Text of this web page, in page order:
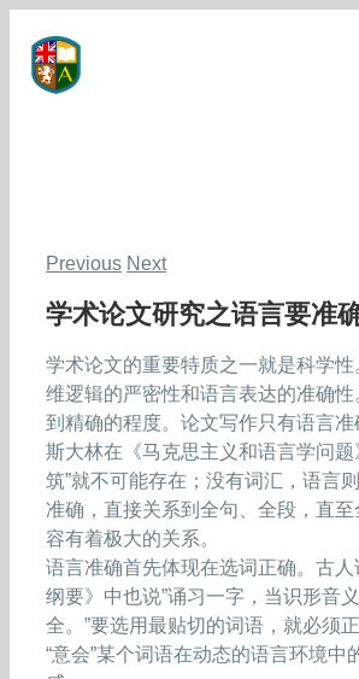
content
Previous Next
学术论文研究之语言要准
学术论文的重要特质之一就是科学
维逻辑的严密性和语言表达的准确
到精确的程度。论文写作只有语言
斯大林在《马克思主义和语言学问题
筑”就不可能存在；没有词汇，语言
准确，直接关系到全句、全段，直
容有着极大的关系。
语言准确首先体现在选词正确。古人
纲要》中也说”诵习一字，当识形音
全。”要选用最贴切的词语，就必须
“意会”某个词语在动态的语言环境